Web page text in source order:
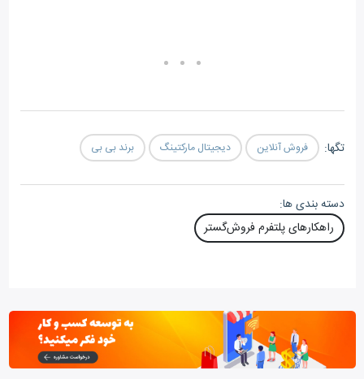
تگ‎ها: فروش آنلاین دیجیتال مارکتینگ برند بی بی
دسته بندی ها:
راهکارهای پلتفرم فروش‌گستر